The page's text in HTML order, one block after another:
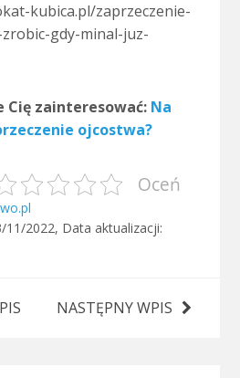
kubica.pl/zaprzeczenie-
gdy-minal-juz-
Cię zainteresować: Na
ojcostwa?
Oceń
11/2022, Data aktualizacji:
NASTĘPNY WPIS